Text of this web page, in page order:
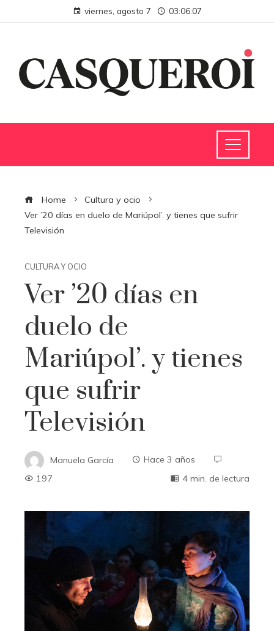
viernes, agosto 7 03:06:07
Home
Cultura y ocio
Ver ’20 días en duelo de Mariúpol’. y tienes que sufrir
Televisión
CULTURA Y OCIO
Ver ’20 días en
duelo de
Mariúpol’. y tienes
que sufrir
Televisión
Manuela García
Hace 3 años
197
4 min. de lectura